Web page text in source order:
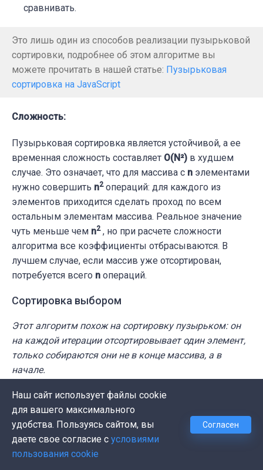
сравнивать.
Это лишь один из способов реализации пузырьковой
сортировки, подробнее об этом алгоритме вы
можете прочитать в нашей статье: Пузырьковая
сортировка на JavaScript
Сложность:
Пузырьковая сортировка является устойчивой, а ее
временная сложность составляет O(N²) в худшем
случае. Это означает, что для массива с n элементами
нужно совершить n2операций: для каждого из
элементов приходится сделать проход по всем
остальным элементам массива. Реальное значение
чуть меньше чем n2 , но при расчете сложности
алгоритма все коэффициенты отбрасываются. В
лучшем случае, если массив уже отсортирован,
потребуется всего n операций.
Сортировка выбором
Этот алгоритм похож на сортировку пузырьком: он
на каждой итерации отсортировывает один элемент,
только собираются они не в конце массива, а в
начале.
Алгоритм также начинает с первого элемента
массива и движется направо. Он сравнивает
элементы попарно и отбирает минимальный из них.
Найденный минимум меняется местами с первым не
отсортированным элементом в начале массива.
Наш сайт использует файлы cookie
для вашего максимального
удобства. Пользуясь сайтом, вы
даете свое согласие с условиями
пользования cookie
Согласен